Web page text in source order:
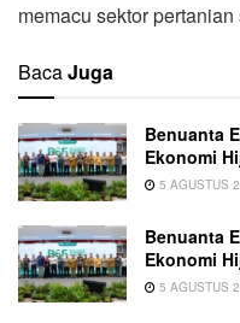
memacu sektor
BacaJuga
Benuanta
Ekonomi
5 AGUSTUS
Benuanta
Ekonomi
5 AGUSTUS